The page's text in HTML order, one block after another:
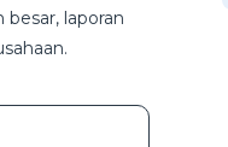
laporan